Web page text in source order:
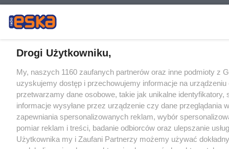
Drogi Użytkowniku,
My, naszych 1160 zaufanych partnerów oraz inne podmioty z
uzyskujemy dostęp i przechowujemy informacje na urządzeniu
przetwarzamy dane osobowe, takie jak unikalne identyfikatory,
informacje wysyłane przez urządzenie czy dane przeglądania
zapewniania spersonalizowanych reklam, wybór
pomiar reklam i treści, badanie odbiorców oraz ulepszanie
Użytkownika my i Zaufani Partnerzy możemy używać